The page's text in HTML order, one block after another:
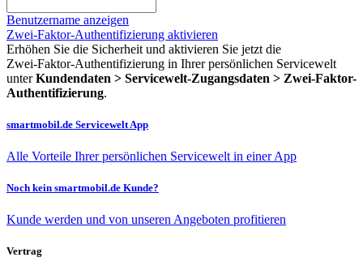
Benutzername anzeigen
Zwei-Faktor-Authentifizierung aktivieren
Erhöhen Sie die Sicherheit und aktivieren Sie jetzt die
Zwei‑Faktor‑Authentifizierung in Ihrer persönlichen Servicewelt
unterKundendaten > Servicewelt-Zugangsdaten > Zwei-Faktor-
Authentifizierung.
smartmobil.de Servicewelt App
Alle Vorteile Ihrer persönlichen Servicewelt in einer App
Noch kein smartmobil.de Kunde?
Kunde werden und von unseren Angeboten profitieren
Vertrag